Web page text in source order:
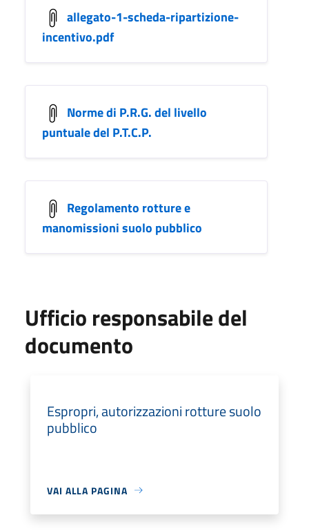
allegato-1-scheda-ripartizione-
incentivo.pdf
Norme di P.R.G. del livello
puntuale del P.T.C.P.
Regolamento rotture e
manomissioni suolo pubblico
Ufficio responsabile del
documento
Espropri, autorizzazioni rotture suolo
pubblico
VAI ALLA PAGINA